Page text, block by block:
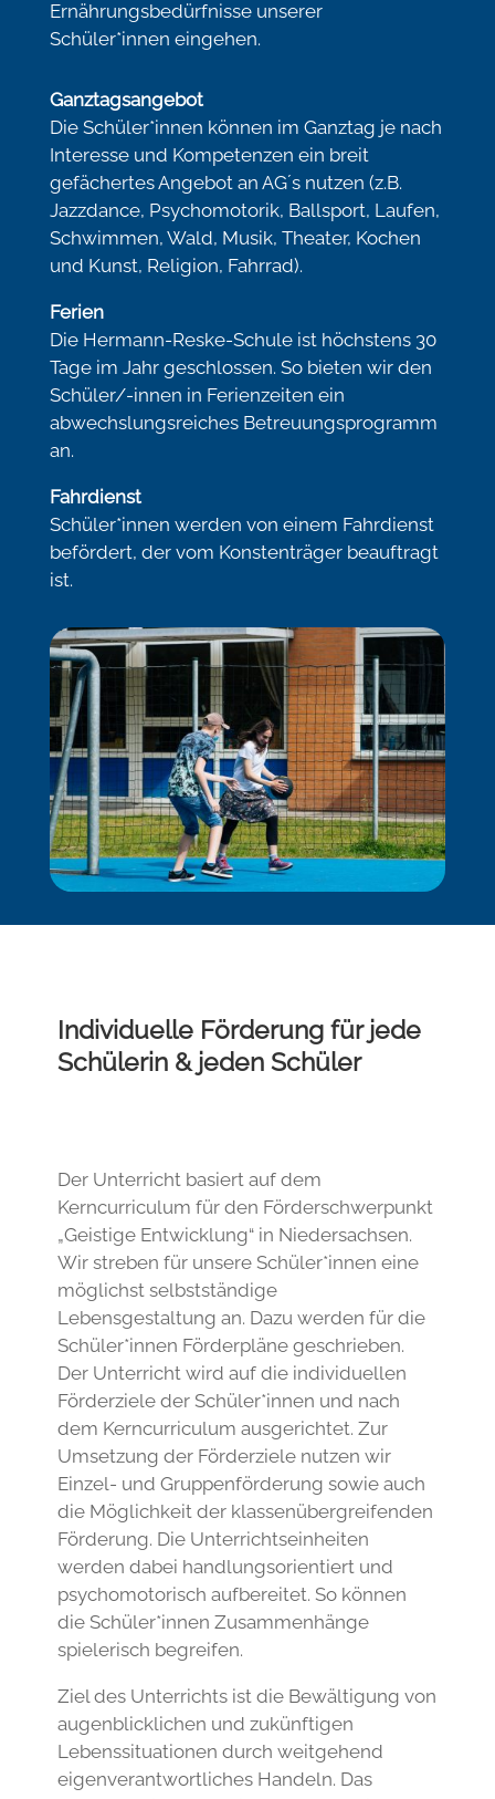
Ernährungsbedürfnisse unserer
Schüler*innen eingehen.
Ganztagsangebot
Die Schüler*innen können im Ganztag je nach
Interesse und Kompetenzen ein breit
gefächertes Angebot an AG´s nutzen (z.B.
Jazzdance, Psychomotorik, Ballsport, Laufen,
Schwimmen, Wald, Musik, Theater, Kochen
und Kunst, Religion, Fahrrad).
Ferien
Die Hermann-Reske-Schule ist höchstens 30
Tage im Jahr geschlossen. So bieten wir den
Schüler/-innen in Ferienzeiten ein
abwechslungsreiches Betreuungsprogramm
an.
Fahrdienst
Schüler*innen werden von einem Fahrdienst
befördert, der vom Konstenträger beauftragt
ist.
Individuelle Förderung für jede
Schülerin & jeden Schüler
Der Unterricht basiert auf dem
Kerncurriculum für den Förderschwerpunkt
„Geistige Entwicklung“ in Niedersachsen.
Wir streben für unsere Schüler*innen eine
möglichst selbstständige
Lebensgestaltung an. Dazu werden für die
Schüler*innen Förderpläne geschrieben.
Der Unterricht wird auf die individuellen
Förderziele der Schüler*innen und nach
dem Kerncurriculum ausgerichtet. Zur
Umsetzung der Förderziele nutzen wir
Einzel- und Gruppenförderung sowie auch
die Möglichkeit der klassenübergreifenden
Förderung. Die Unterrichtseinheiten
werden dabei handlungsorientiert und
psychomotorisch aufbereitet. So können
die Schüler*innen Zusammenhänge
spielerisch begreifen.
Ziel des Unterrichts ist die Bewältigung von
augenblicklichen und zukünftigen
Lebenssituationen durch weitgehend
eigenverantwortliches Handeln. Das